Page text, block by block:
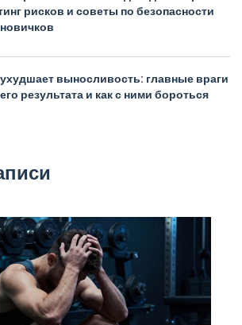
рисков и советы по безопасности
выносливость: главные враги
результата и как с ними бороться